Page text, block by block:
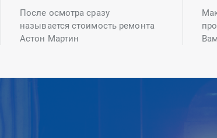
После осмотра сразу
называется стоимость ремонта
Астон Мартин